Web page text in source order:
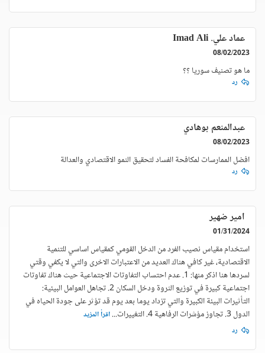
عماد علي. Imad Ali
08/02/2023
ما هو تصنيف سوريا ؟؟
رد
عبدالمنعم بوهادي
08/02/2023
افضل الممارسات لمكافحة الفساد لتحقيق النمو الاقتصادي والعدالة
رد
امير ضهير
01/31/2024
استخدام مقياس نصيب الفرد من الدخل القومي كمقياس اساسي للتنمية
الاقتصادية، غير كافي هناك العديد من الاعتبارات الاخرى والتي لا يكفي وقتي
لسردها هنا اذكر منها: 1. عدم احتساب التفاوتات الاجتماعية حيث هناك تفاوتات
اجتماعية كبيرة في توزيع الثروة ودخل السكان 2. تجاهل العوامل البيئية:
التأثيرات البيئة الكبيرة والتي تزداد يوما بعد يوم قد تؤثر على جودة الحياه في
الدول 3. تجاوز مؤشرات الرفاهية 4. التغييرات
...اقرأ المزيد
رد